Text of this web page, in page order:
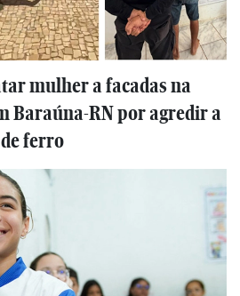
mulher a facadas na
Baraúna-RN por agredir a
ferro